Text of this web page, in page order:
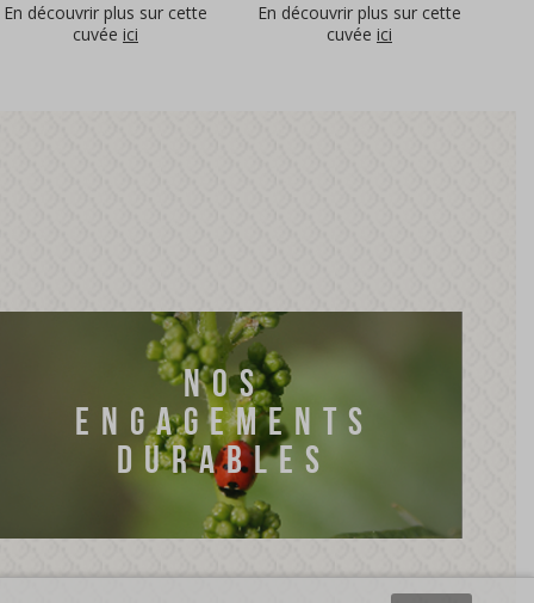
En découvrir plus sur cette
cuvée ici
En découvrir plus sur cette
cuvée ici
NOS
ENGAGEMENTS
DURABLES